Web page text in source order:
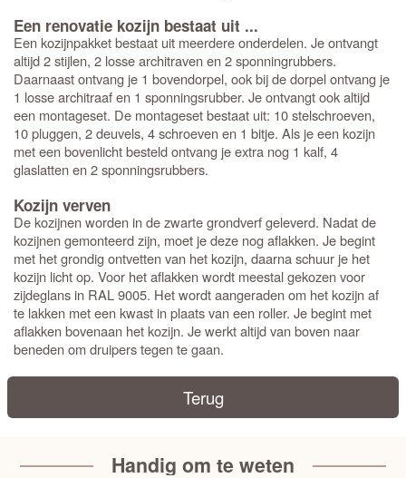
Een renovatie kozijn bestaat uit ...
Een kozijnpakket bestaat uit meerdere onderdelen. Je ontvangt
altijd 2 stijlen, 2 losse architraven en 2 sponningrubbers.
Daarnaast ontvang je 1 bovendorpel, ook bij de dorpel ontvang je
1 losse architraaf en 1 sponningsrubber. Je ontvangt ook altijd
een montageset. De montageset bestaat uit: 10 stelschroeven,
10 pluggen, 2 deuvels, 4 schroeven en 1 bitje. Als je een kozijn
met een bovenlicht besteld ontvang je extra nog 1 kalf, 4
glaslatten en 2 sponningsrubbers.
Kozijn verven
De kozijnen worden in de zwarte grondverf geleverd. Nadat de
kozijnen gemonteerd zijn, moet je deze nog aflakken. Je begint
met het grondig ontvetten van het kozijn, daarna schuur je het
kozijn licht op. Voor het aflakken wordt meestal gekozen voor
zijdeglans in RAL 9005. Het wordt aangeraden om het kozijn af
te lakken met een kwast in plaats van een roller. Je begint met
aflakken bovenaan het kozijn. Je werkt altijd van boven naar
beneden om druipers tegen te gaan.
Terug
Handig om te weten